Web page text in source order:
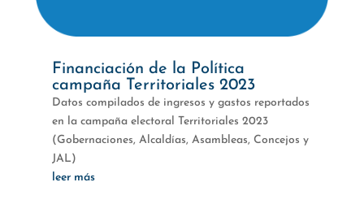
Financiación de la Política
campaña Territoriales 2023
Datos compilados de ingresos y gastos reportados
en la campaña electoral Territoriales 2023
(Gobernaciones, Alcaldías, Asambleas, Concejos y
JAL)
leer más